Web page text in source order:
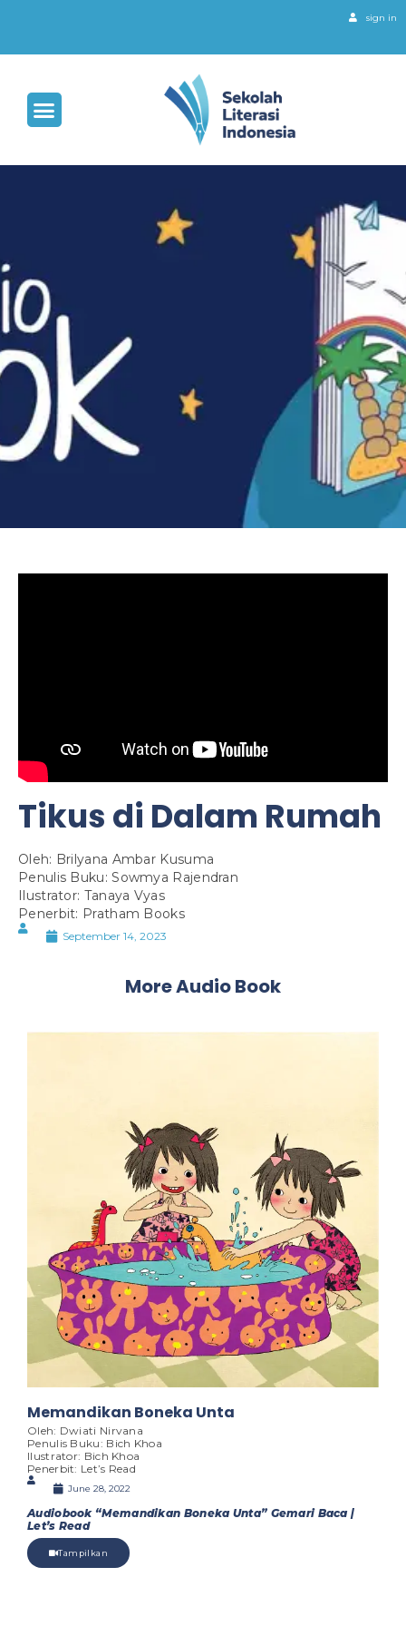
sign in
Tikus di Dalam Rumah
Oleh: Brilyana Ambar Kusuma
Penulis Buku: Sowmya Rajendran
Ilustrator: Tanaya Vyas
Penerbit: Pratham Books
September 14, 2023
More Audio Book
Memandikan Boneka Unta
Oleh: Dwiati Nirvana
Penulis Buku: Bich Khoa
Ilustrator: Bich Khoa
Penerbit: Let’s Read
June 28, 2022
Audiobook “Memandikan Boneka Unta” Gemari Baca |
Let’s Read
Tampilkan